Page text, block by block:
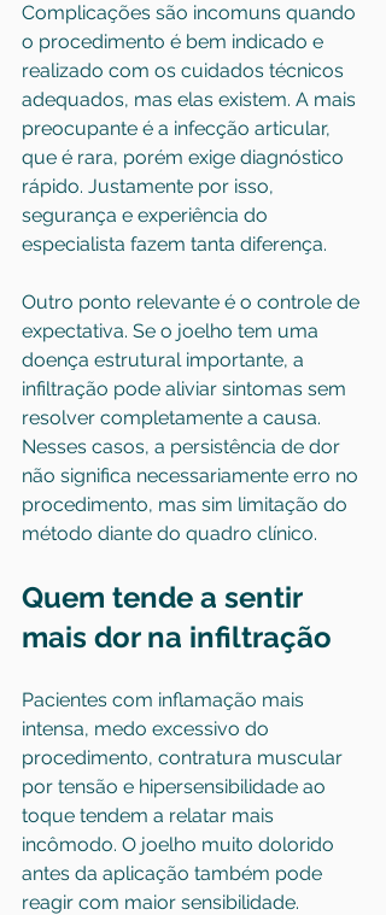
Complicações são incomuns quando
o procedimento é bem indicado e
realizado com os cuidados técnicos
adequados, mas elas existem. A mais
preocupante é a infecção articular,
que é rara, porém exige diagnóstico
rápido. Justamente por isso,
segurança e experiência do
especialista fazem tanta diferença.
Outro ponto relevante é o controle de
expectativa. Se o joelho tem uma
doença estrutural importante, a
infiltração pode aliviar sintomas sem
resolver completamente a causa.
Nesses casos, a persistência de dor
não significa necessariamente erro no
procedimento, mas sim limitação do
método diante do quadro clínico.
Quem tende a sentir
mais dor na infiltração
Pacientes com inflamação mais
intensa, medo excessivo do
procedimento, contratura muscular
por tensão e hipersensibilidade ao
toque tendem a relatar mais
incômodo. O joelho muito dolorido
antes da aplicação também pode
reagir com maior sensibilidade.